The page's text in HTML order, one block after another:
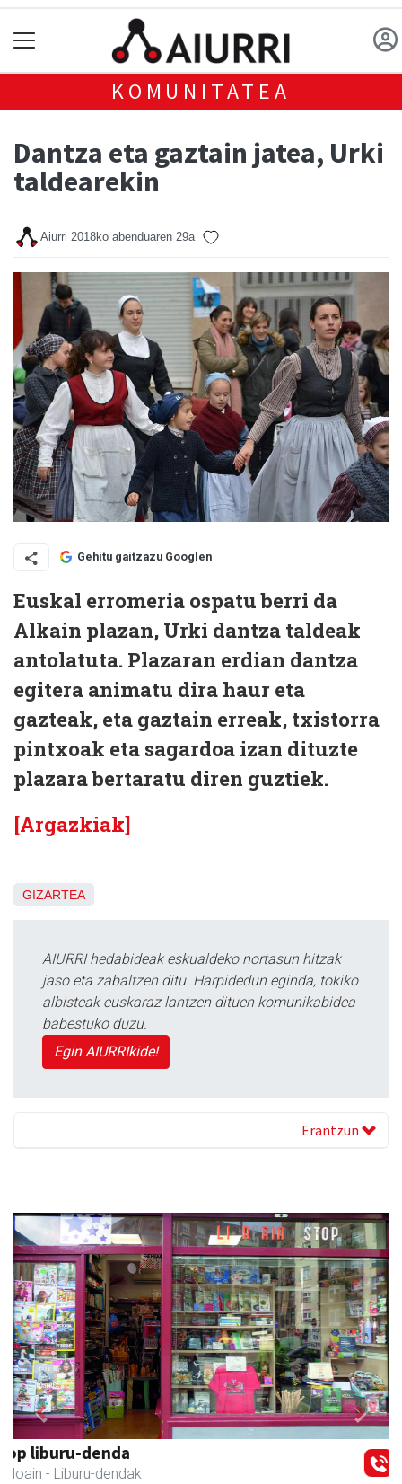
KOMUNITATEA
Dantza eta gaztain jatea, Urki
taldearekin
Aiurri 2018ko abenduaren 29a
Gehitu gaitzazu Googlen
Euskal erromeria ospatu berri da
Alkain plazan, Urki dantza taldeak
antolatuta. Plazaran erdian dantza
egitera animatu dira haur eta
gazteak, eta gaztain erreak, txistorra
pintxoak eta sagardoa izan dituzte
plazara bertaratu diren guztiek.
[Argazkiak]
GIZARTEA
AIURRI hedabideak eskualdeko nortasun hitzak
jaso eta zabaltzen ditu. Harpidedun eginda, tokiko
albisteak euskaraz lantzen dituen komunikabidea
babestuko duzu.
Egin AIURRIkide!
Erantzun
Azkain motoak
Andoain - Motor dendak
Previous Next